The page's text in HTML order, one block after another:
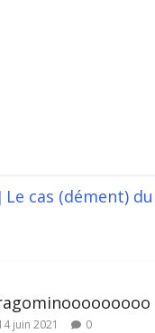
cas (dément)
juin 2021 0